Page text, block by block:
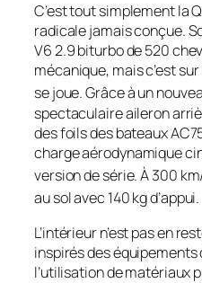
C’est tout simplement la
radicale jamais conçue.
V6 2.9 biturbo de 520
mécanique, mais c’est
se joue. Grâce à un
spectaculaire aileron
des foils des bateaux
charge aérodynamique
version de série. À 300
au sol avec 140 kg d’appui.
L’intérieur n’est pas en
inspirés des équipements
l’utilisation de matériaux